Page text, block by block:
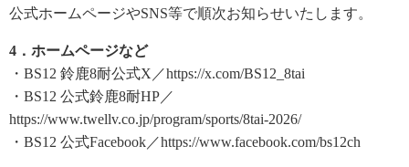
公式ホームページやSNS等で順次お知らせいたします。
4．ホームページなど
・BS12 鈴鹿8耐公式X／https://x.com/BS12_8tai
・BS12 公式鈴鹿8耐HP／
https://www.twellv.co.jp/program/sports/8tai-2026/
・BS12 公式Facebook／https://www.facebook.com/bs12ch